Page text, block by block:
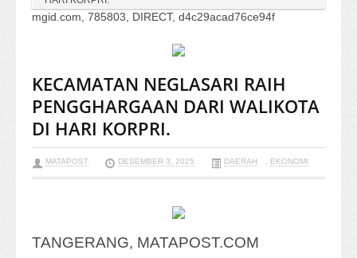
mgid.com, 785803, DIRECT, d4c29acad76ce94f
KECAMATAN NEGLASARI RAIH
PENGGHARGAAN DARI WALIKOTA
DI HARI KORPRI.
MATAPOST DESEMBER 3, 2025 DAERAH , EKONOMI
TANGERANG, MATAPOST.COM